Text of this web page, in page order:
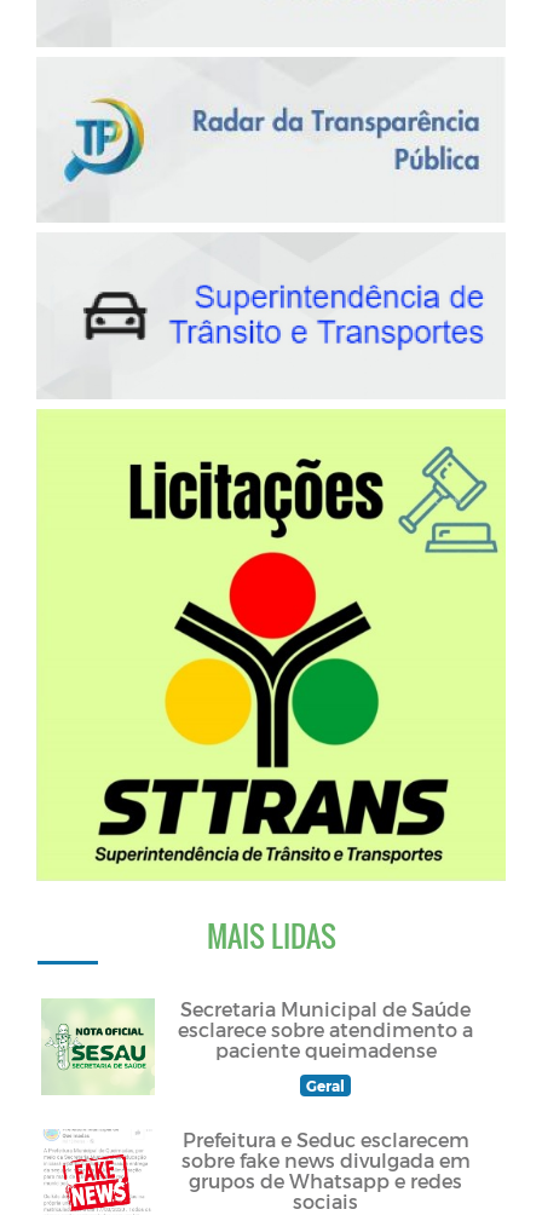
MAIS LIDAS
Secretaria Municipal de Saúde
esclarece sobre atendimento a
paciente queimadense
Geral
Prefeitura e Seduc esclarecem
sobre fake news divulgada em
grupos de Whatsapp e redes
sociais